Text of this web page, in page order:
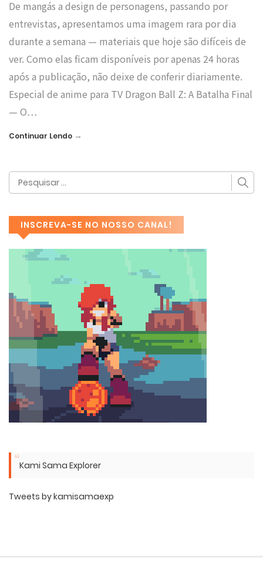
De mangás a design de personagens, passando por
entrevistas, apresentamos uma imagem rara por dia
durante a semana — materiais que hoje são difíceis de
ver. Como elas ficam disponíveis por apenas 24 horas
após a publicação, não deixe de conferir diariamente.
Especial de anime para TV Dragon Ball Z: A Batalha Final
— O…
Continuar Lendo →
INSCREVA-SE NO NOSSO CANAL!
Kami Sama Explorer
Tweets by kamisamaexp